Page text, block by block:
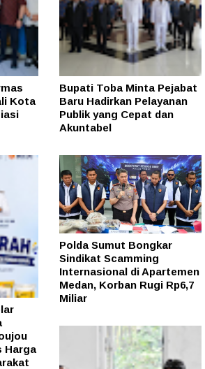
Kota
Bupati Toba Minta Pejabat
Baru Hadirkan Pelayanan
Publik yang Cepat dan
Akuntabel
Harga
Polda Sumut Bongkar
Sindikat Scamming
Internasional di Apartemen
Medan, Korban Rugi Rp6,7
Miliar